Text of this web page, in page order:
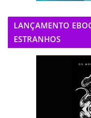
LANÇAMENTO
ESTRANHOS